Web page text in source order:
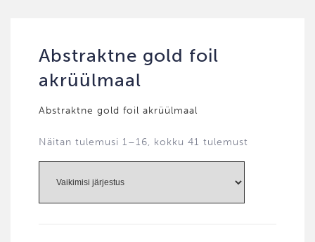
Abstraktne gold foil
akrüülmaal
Abstraktne gold foil akrüülmaal
Näitan tulemusi 1–16, kokku 41 tulemust